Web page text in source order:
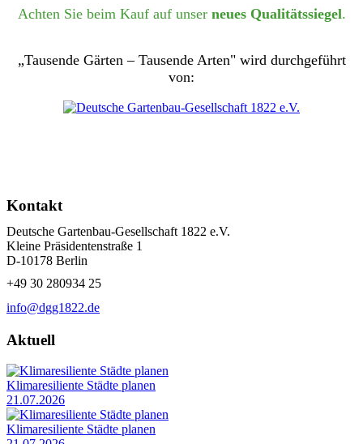
Achten Sie beim Kauf auf unser neues Qualitätssiegel.
„Tausende Gärten – Tausende Arten" wird durchgeführt
von:
Kontakt
Deutsche Gartenbau-Gesellschaft 1822 e.V.
Kleine Präsidentenstraße 1
D-10178 Berlin
+49 30 280934 25
info@dgg1822.de
Aktuell
Klimaresiliente Städte planen
21.07.2026
Klimaresiliente Städte planen